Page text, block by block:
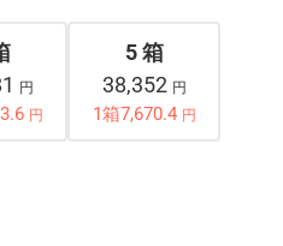
円
円
5 箱
38,352 円
1箱7,670.4 円